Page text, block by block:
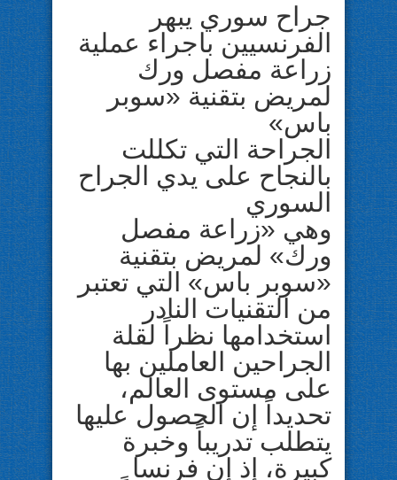
جراح سوري يبهر
الفرنسيين باجراء عملية
زراعة مفصل ورك
لمريض بتقنية «سوبر
باس»
الجراحة التي تكللت
بالنجاح على يدي الجراح
السوري
وهي «زراعة مفصل
ورك» لمريض بتقنية
«سوبر باس» التي تعتبر
من التقنيات النادر
استخدامها نظراً لقلة
الجراحين العاملين بها
على مستوى العالم،
تحديداً إن الحصول عليها
يتطلب تدريباً وخبرة
كبيرة، إذ إن فرنسا